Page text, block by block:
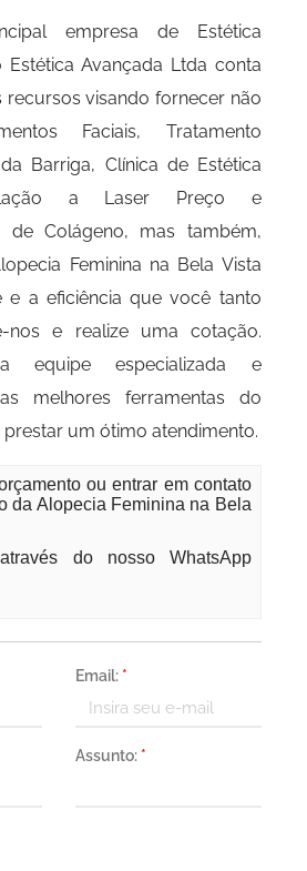
empresa de Estética
Avançada Ltda conta
visando fornecer não
Faciais, Tratamento
Barriga, Clínica de Estética
a Laser Preço e
de Colágeno, mas também,
Feminina na Bela Vista
e a eficiência que você tanto
nos e realize uma cotação.
equipe especializada e
melhores ferramentas do
um ótimo atendimento.
ou entrar em contato
da Alopecia Feminina na Bela
do nosso WhatsApp
Email: *
Assunto: *